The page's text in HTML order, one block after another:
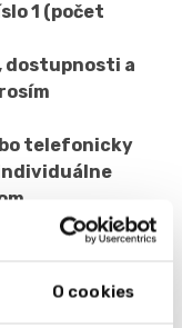
O cookies
1 (počet
dostupnosti a
telefonicky
vás